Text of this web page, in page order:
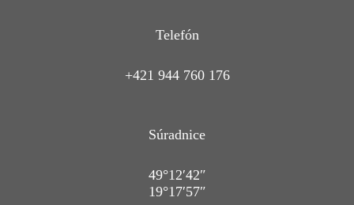
Telefón
+421 944 760 176
Súradnice
49°12′42″
19°17′57″